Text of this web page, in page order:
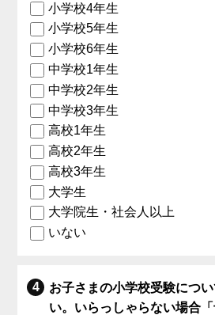
小学校4年生
小学校5年生
小学校6年生
中学校1年生
中学校2年生
中学校3年生
高校1年生
高校2年生
高校3年生
大学生
大学院生・社会人以上
いない
お子さまの小学校受験につ
い。いらっしゃらない場合